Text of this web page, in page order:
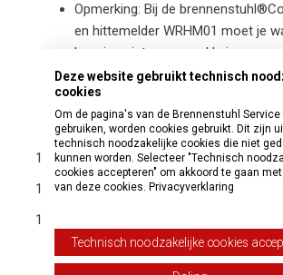
Opmerking: Bij de
en hittemelder WRHM01 moet je
lampjes niet meer snel knipperen
procedure herhaalt.
Tik op "Volgende stap" totdat je de
verbinding te maken met het Smart-
Maak verbinding met dit netwerk
Ga terug naar de app
moeten maken (wacht de hele tijd)
Deze website gebruikt technisch
cookies
Om de pagina's van de Brennenstuhl Service
gebruiken, worden cookies gebruikt. Dit zijn
technisch noodzakelijke cookies die niet
kunnen worden. Selecteer "Technisch
cookies accepteren" om akkoord te gaan
van deze cookies. Privacyverklaring
Technisch noodzakelijke cookies